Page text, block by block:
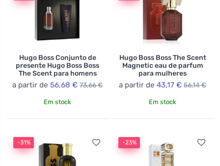
Hugo Boss Conjunto de
presente Hugo Boss Boss
The Scent para homens
a partir de 56,68 € 73,66 €
Em stock
Hugo Boss Boss The Scent
Magnetic eau de parfum
para mulheres
a partir de 43,17 € 56,14 €
Em stock
-31% -23%